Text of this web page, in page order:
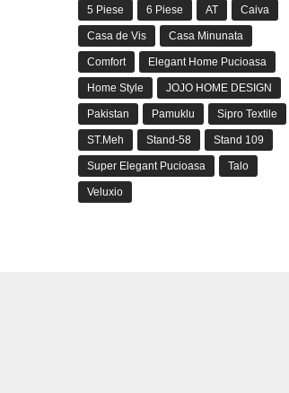
5 Piese 6 Piese AT Caiva
Casa de Vis Casa Minunata
Comfort Elegant Home Pucioasa
Home Style JOJO HOME DESIGN
Pakistan Pamuklu Sipro Textile
ST.Meh Stand-58 Stand 109
Super Elegant Pucioasa Talo
Veluxio